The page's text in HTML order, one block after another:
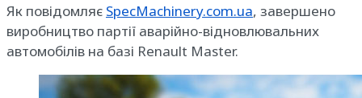
Як повідомляє SpecMachinery.com.ua, завершено
виробництво партії аварійно-відновлювальних
автомобілів на базі Renault Master.